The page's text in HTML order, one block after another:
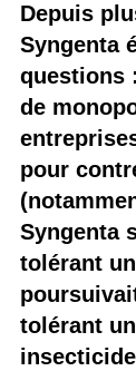
Depuis
Syngenta
questions
de
pour
Syngenta
tolérant
tolérant